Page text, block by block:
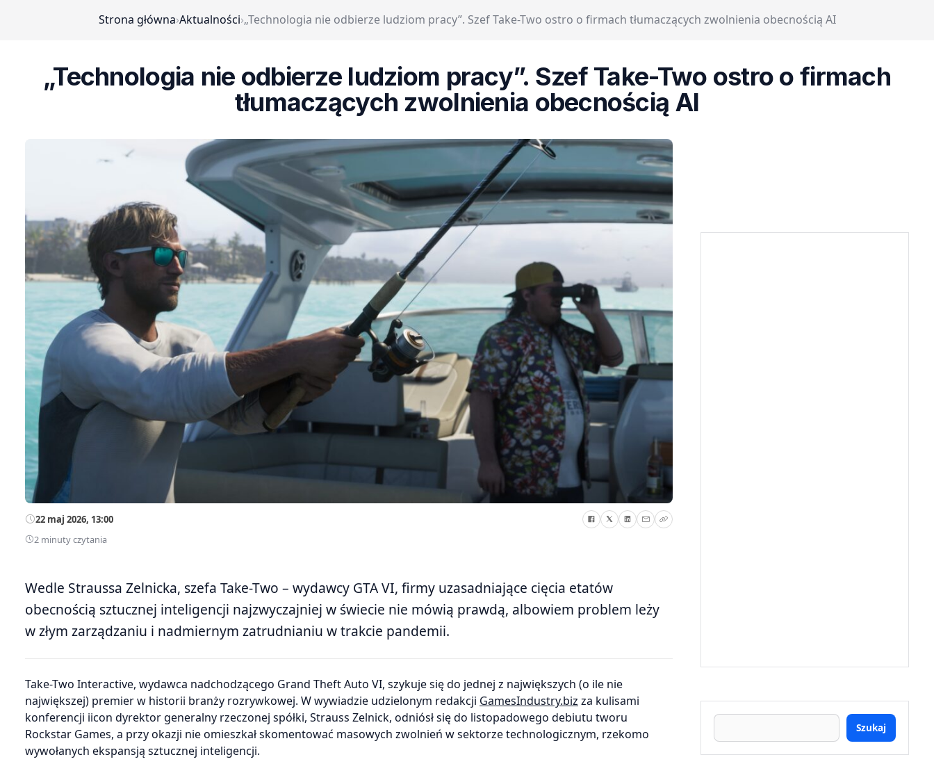
Strona główna›Aktualności›„Technologia nie odbierze ludziom pracy”. Szef Take-Two ostro o firmach tłumaczących zwolnienia obecnością AI
„Technologia nie odbierze ludziom pracy”. Szef Take-Two ostro o firmach
tłumaczących zwolnienia obecnością AI
22 maj 2026, 13:00
2 minuty czytania
Wedle Straussa Zelnicka, szefa Take-Two – wydawcy GTA VI, firmy uzasadniające cięcia etatów
obecnością sztucznej inteligencji najzwyczajniej w świecie nie mówią prawdą, albowiem problem leży
w złym zarządzaniu i nadmiernym zatrudnianiu w trakcie pandemii.
Take-Two Interactive, wydawca nadchodzącego Grand Theft Auto VI, szykuje się do jednej z największych (o ile nie
największej) premier w historii branży rozrywkowej. W wywiadzie udzielonym redakcji GamesIndustry.biz za kulisami
konferencji iicon dyrektor generalny rzeczonej spółki, Strauss Zelnick, odniósł się do listopadowego debiutu tworu
Rockstar Games, a przy okazji nie omieszkał skomentować masowych zwolnień w sektorze technologicznym, rzekomo
wywołanych ekspansją sztucznej inteligencji.
Szukaj